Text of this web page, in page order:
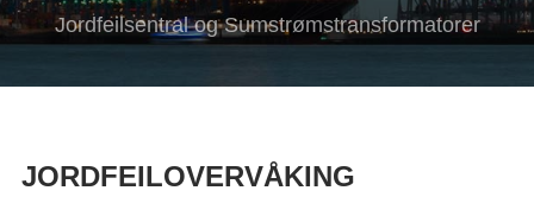
Jordfeilsentral og Sumstrømstransformatorer
JORDFEILOVERVÅKING